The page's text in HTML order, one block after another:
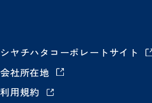
シヤチハタコーポレートサイト
会社所在地
利用規約